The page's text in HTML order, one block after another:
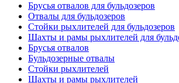
Брусья отвалов для бульдозеров
Отвалы для бульдозеров
Стойки рыхлителей для бульдозеров
Шахты и рамы рыхлителей для
Брусья отвалов
Бульдозерные отвалы
Стойки рыхлителей
Шахты и рамы рыхлителей